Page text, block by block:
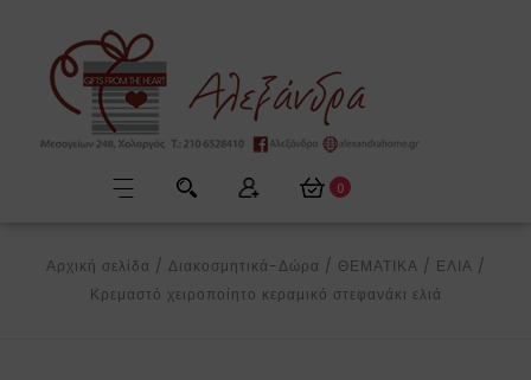
0
Αρχική σελίδα / Διακοσμητικά-Δώρα / ΘΕΜΑΤΙΚΑ / ΕΛΙΑ /
Κρεμαστό χειροποίητο κεραμικό στεφανάκι ελιά